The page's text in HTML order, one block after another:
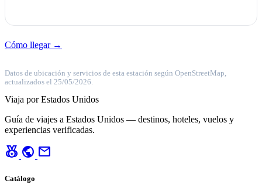
Cómo llegar →
Datos de ubicación y servicios de esta estación según OpenStreetMap,
actualizados el 25/05/2026.
Viaja por Estados Unidos
Guía de viajes a Estados Unidos — destinos, hoteles, vuelos y
experiencias verificadas.
social_leaderboard public mail
Catálogo